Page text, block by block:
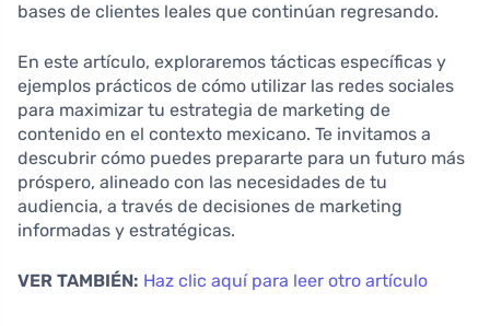
bases de clientes leales que continúan regresando.
En este artículo, exploraremos tácticas específicas y
ejemplos prácticos de cómo utilizar las redes sociales
para maximizar tu estrategia de marketing de
contenido en el contexto mexicano. Te invitamos a
descubrir cómo puedes prepararte para un futuro más
próspero, alineado con las necesidades de tu
audiencia, a través de decisiones de marketing
informadas y estratégicas.
VER TAMBIÉN: Haz clic aquí para leer otro artículo